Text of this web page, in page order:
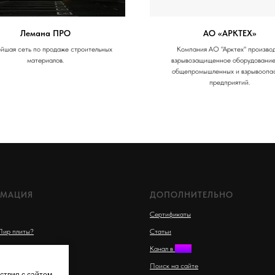
Лемана ПРО
сеть по продаже строительных
материалов.
АО «АРКТЕХ»
Компания АО "Арктех"
взрывозащищенное
общепромышленных и
предприятий.
плиты?
ДОПОЛНИТЕЛЬНО
Сертификаты
Статьи
Канал в MAX
Поиск на сайте